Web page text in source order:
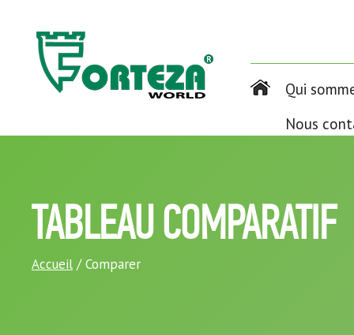
Qui
Nous
TABLEAU COMPARATIF
Accueil / Comparer